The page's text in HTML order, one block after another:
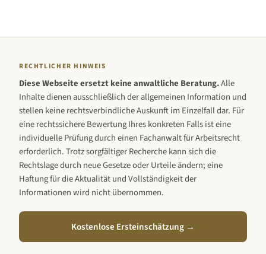
RECHTLICHER HINWEIS
Diese Webseite ersetzt keine anwaltliche Beratung.Alle
Inhalte dienen ausschließlich der allgemeinen Information und
stellen keine rechtsverbindliche Auskunft im Einzelfall dar. Für
eine rechtssichere Bewertung Ihres konkreten Falls ist eine
individuelle Prüfung durch einen Fachanwalt für Arbeitsrecht
erforderlich. Trotz sorgfältiger Recherche kann sich die
Rechtslage durch neue Gesetze oder Urteile ändern; eine
Haftung für die Aktualität und Vollständigkeit der
Informationen wird nicht übernommen.
Kostenlose Ersteinschätzung →